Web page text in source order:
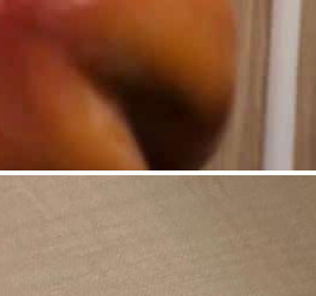
подходит как для внутреннего
так и для использования на
вручную, что обеспечивает
и точность обработки деталей.